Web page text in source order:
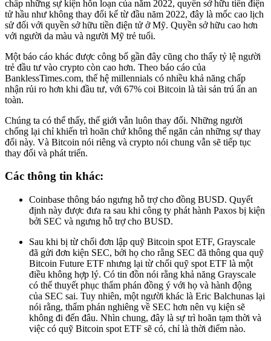
chấp những sự kiện hỗn loạn của năm 2022, quyền sở hữu tiền điện
tử hầu như không thay đổi kể từ đầu năm 2022, đây là mốc cao lịch
sử đối với quyền sở hữu tiền điện tử ở Mỹ. Quyền sở hữu cao hơn
với người da màu và người Mỹ trẻ tuổi.
Một báo cáo khác được công bố gần đây cũng cho thấy tỷ lệ người
trẻ đầu tư vào crypto còn cao hơn. Theo báo cáo của
BanklessTimes.com, thế hệ millennials có nhiều khả năng chấp
nhận rủi ro hơn khi đầu tư, với 67% coi Bitcoin là tài sản trú ẩn an
toàn.
Chúng ta có thể thấy, thế giới vẫn luôn thay đổi. Những người
chống lại chỉ khiến trì hoãn chứ không thể ngăn cản những sự thay
đổi này. Và Bitcoin nói riêng và crypto nói chung vẫn sẽ tiếp tục
thay đổi và phát triển.
Các thông tin khác:
Coinbase thông báo ngưng hỗ trợ cho đồng BUSD. Quyết
định này được đưa ra sau khi công ty phát hành Paxos bị kiện
bởi SEC và ngưng hỗ trợ cho BUSD.
Sau khi bị từ chối đơn lập quỹ Bitcoin spot ETF, Grayscale
đã gửi đơn kiện SEC, bởi họ cho rằng SEC đã thông qua quỹ
Bitcoin Future ETF nhưng lại từ chối quỹ spot ETF là một
điều không hợp lý. Có tin đồn nói rằng khả năng Grayscale
có thể thuyết phục thẩm phán đồng ý với họ và hành động
của SEC sai. Tuy nhiên, một người khác là Eric Balchunas lại
nói rằng, thẩm phán nghiêng về SEC hơn nên vụ kiện sẽ
không đi đến đâu. Nhìn chung, đây là sự trì hoãn tạm thời và
việc có quỹ Bitcoin spot ETF sẽ có, chỉ là thời điểm nào.